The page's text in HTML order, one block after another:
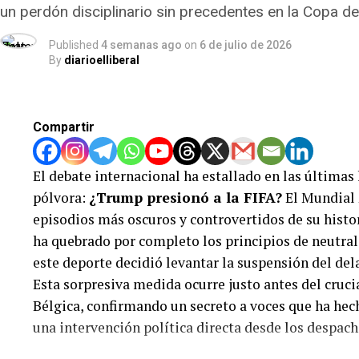
de todas las conversaciones, llamadas y registros
encriptada en plataformas como Signal,
rápidamente y pone en tela de juicio la
un perdón disciplinario sin precedentes en la Copa
Published 4 semanas ago on 6 de julio de 2026
By diarioelliberal
Compartir
El debate internacional ha estallado en las
pólvora: ¿Trump presionó a la FIFA?El Mundial
episodios más oscuros y controvertidos de su
ha quebrado por completo los principios de
este deporte decidió levantar la suspensión del
Esta sorpresiva medida ocurre justo antes del
Bélgica, confirmando un secreto a voces que ha
una intervención política directa desde los